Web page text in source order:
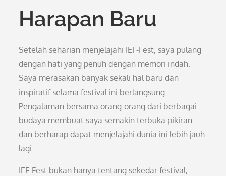
Harapan Baru
Setelah seharian menjelajahi IEF-Fest, saya pulang
dengan hati yang penuh dengan memori indah.
Saya merasakan banyak sekali hal baru dan
inspiratif selama festival ini berlangsung.
Pengalaman bersama orang-orang dari berbagai
budaya membuat saya semakin terbuka pikiran
dan berharap dapat menjelajahi dunia ini lebih jauh
lagi.
IEF-Fest bukan hanya tentang sekedar festival,